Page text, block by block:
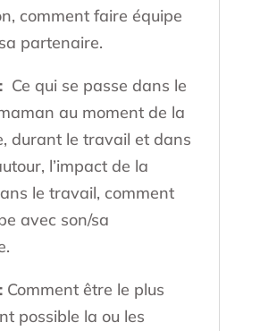
comment faire équipe
partenaire.
Ce qui se passe dans le
au moment de la
durant le travail et dans
l’impact de la
le travail, comment
avec son/sa
Comment être le plus
possible la ou les